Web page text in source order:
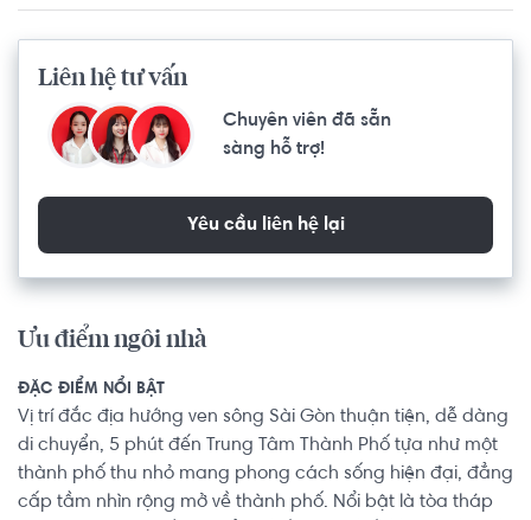
Liên hệ tư vấn
Chuyên viên đã sẵn
sàng hỗ trợ!
Yêu cầu liên hệ lại
Ưu điểm ngôi nhà
ĐẶC ĐIỂM NỔI BẬT
Vị trí đắc địa hướng ven sông Sài Gòn thuận tiện, dễ dàng
di chuyển, 5 phút đến Trung Tâm Thành Phố tựa như một
thành phố thu nhỏ mang phong cách sống hiện đại, đẳng
cấp tầm nhìn rộng mở về thành phố. Nổi bật là tòa tháp